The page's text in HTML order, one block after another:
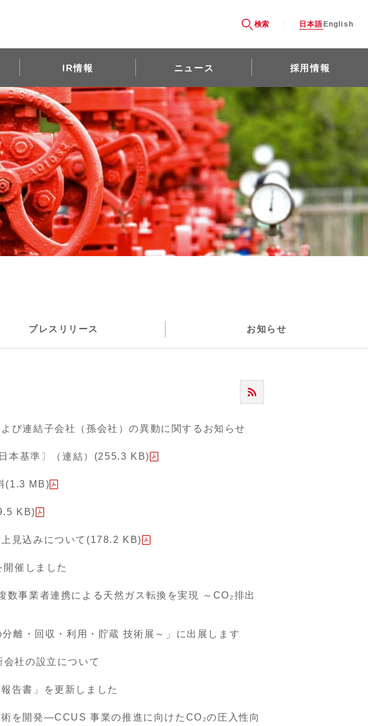
検索 日本語English
IR情報 ニュース 採用情報
プレスリリース お知らせ
び連結子会社（孫会社）の異動に関するお知らせ
本基準〕（連結）(255.3 KB)
(1.3 MB)
KB)
見込みについて(178.2 KB)
催しました
数事業者連携による天然ガス転換を実現 ～CO₂排出
離・回収・利用・貯蔵 技術展～」に出展します
社の設立について
告書」を更新しました
を開発―CCUS 事業の推進に向けたCO₂の圧入性向